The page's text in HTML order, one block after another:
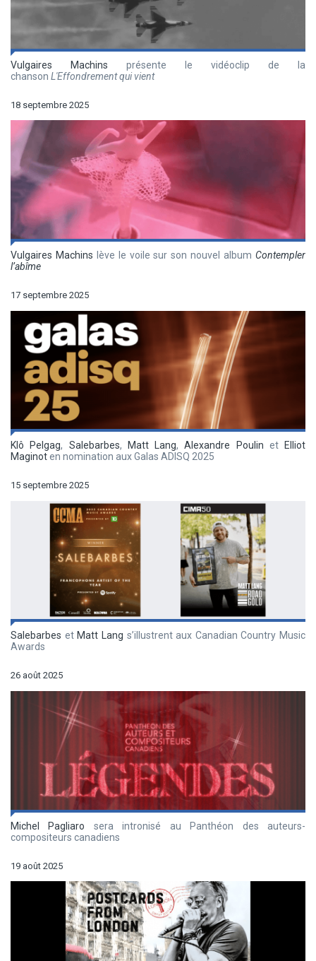
Vulgaires Machins présente le vidéoclip de la
chanson L'Effondrement qui vient
18 septembre 2025
Vulgaires Machins lève le voile sur son nouvel albumContempler
l’abîme
17 septembre 2025
Klô Pelgag, Salebarbes, Matt Lang,Alexandre Poulin et
Elliot
Maginoten nomination aux Galas ADISQ 2025
15 septembre 2025
Salebarbes et Matt Lang s’illustrent aux Canadian Country Music
Awards
26 août 2025
Michel Pagliaro sera intronisé au Panthéon des auteurs-
compositeurs canadiens
19 août 2025